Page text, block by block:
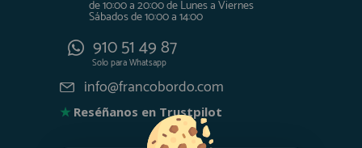
de 10:00 a 20:00 de Lunes a Viernes
Sábados de 10:00 a 14:00
910 51 49 87
Solo paraWhatsapp
info@francobordo.com
★ Reséñanos en Trustpilot